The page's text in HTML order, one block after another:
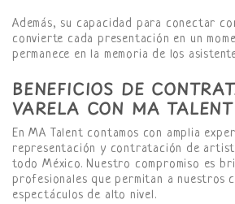
Además, su capacidad para conectar
convierte cada presentación en un
permanece en la memoria de los
BENEFICIOS DE
VARELA CON MA TALENT
En MA Talent contamos con amplia
representación y contratación de
todo México. Nuestro compromiso es
profesionales que permitan a nuestros
espectáculos de alto nivel.